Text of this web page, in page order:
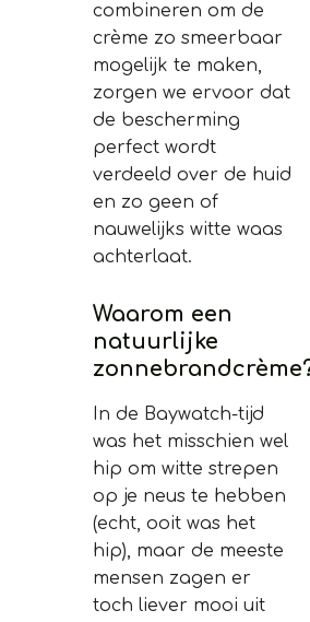
combineren om de
crème zo smeerbaar
mogelijk te maken,
zorgen we ervoor dat
de bescherming
perfect wordt
verdeeld over de huid
en zo geen of
nauwelijks witte waas
achterlaat.
Waarom een
natuurlijke
In de Baywatch-tijd
was het misschien wel
hip om witte strepen
op je neus te hebben
(echt, ooit was het
hip), maar de meeste
mensen zagen er
toch liever mooi uit